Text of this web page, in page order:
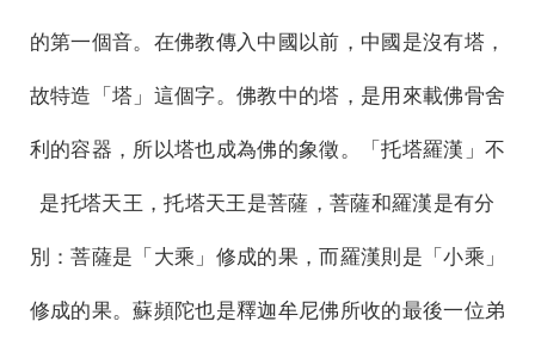
的第一個音。在佛教傳入中國以前，中國是沒有塔，
故特造「塔」這個字。佛教中的塔，是用來載佛骨舍
利的容器，所以塔也成為佛的象徵。「托塔羅漢」不
是托塔天王，托塔天王是菩薩，菩薩和羅漢是有分
別：菩薩是「大乘」修成的果，而羅漢則是「小乘」
修成的果。蘇頻陀也是釋迦牟尼佛所收的最後一位弟